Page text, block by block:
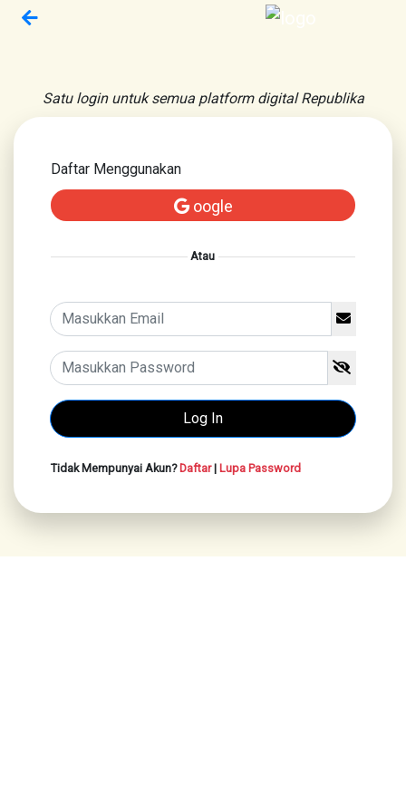
Satu login untuk semua platform digital Republika
Daftar Menggunakan
oogle
Atau
Tidak Mempunyai Akun?Daftar| Lupa Password